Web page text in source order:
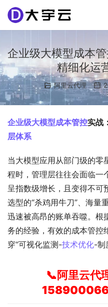
企业级大模型成本
精细化运
阿里云代理
企业级大模型成本管控实战
层体系
当大模型应用从部门级的零
程时，管理层往往会面临一
呈指数级增长，且变得不可
选型的“杀鸡用牛刀”、海量
迅速被高昂的账单吞噬。根
务的经验，有效的成本管控
穿“可视化监测-技术优化-制
📞阿里云代